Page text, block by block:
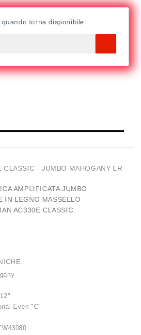
torna disponibile
CLASSIC - JUMBO MAHOGANY LR
AMPLIFICATA JUMBO
IN LEGNO MASSELLO
AC330E CLASSIC
Even "C"